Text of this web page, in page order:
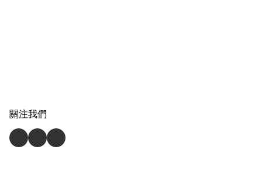
關注我們